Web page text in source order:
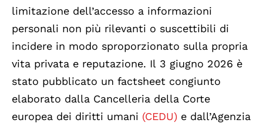
limitazione dell’accesso a informazioni
personali non più rilevanti o suscettibili di
incidere in modo sproporzionato sulla propria
vita privata e reputazione. Il 3 giugno 2026 è
stato pubblicato un factsheet congiunto
elaborato dalla Cancelleria della Corte
europea dei diritti umani (CEDU) e dall’Agenzia